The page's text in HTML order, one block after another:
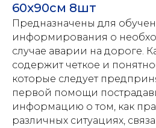
60х90см 8шт
Предназначены для
информирования о
случае аварии на дороге.
содержит четкое и
которые следует
первой помощи
информацию о том, как
различных ситуациях,